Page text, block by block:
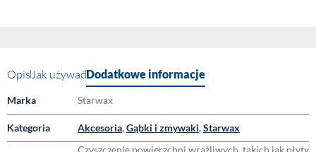
Opis Jak używaćDodatkowe informacje
Marka Starwax
Kategoria Akcesoria,Gąbki i zmywaki,Starwax
Czyszczenie powierzchni wrażliwych, takich jak płyty